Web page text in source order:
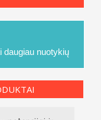
daugiau nuotykių